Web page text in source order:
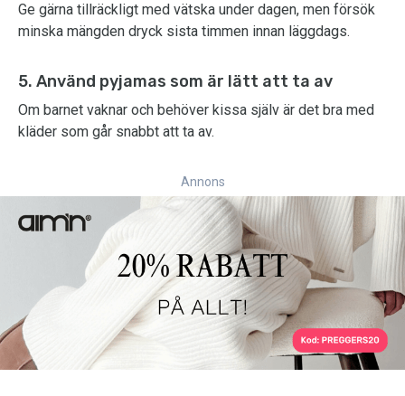
Ge gärna tillräckligt med vätska under dagen, men försök
minska mängden dryck sista timmen innan läggdags.
5. Använd pyjamas som är lätt att ta av
Om barnet vaknar och behöver kissa själv är det bra med
kläder som går snabbt att ta av.
Annons